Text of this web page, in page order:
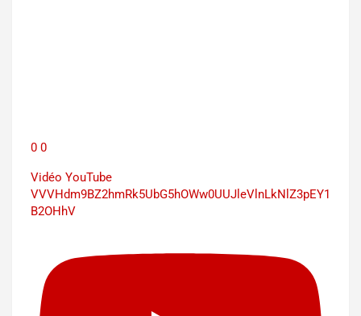
0 0
Vidéo YouTube
VVVHdm9BZ2hmRk5UbG5hOWw0UUJleVlnLkNlZ3pEY1
B2OHhV